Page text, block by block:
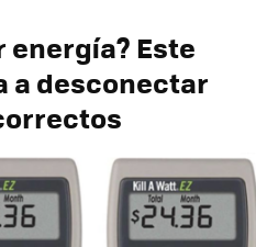
energía? Este
a desconectar